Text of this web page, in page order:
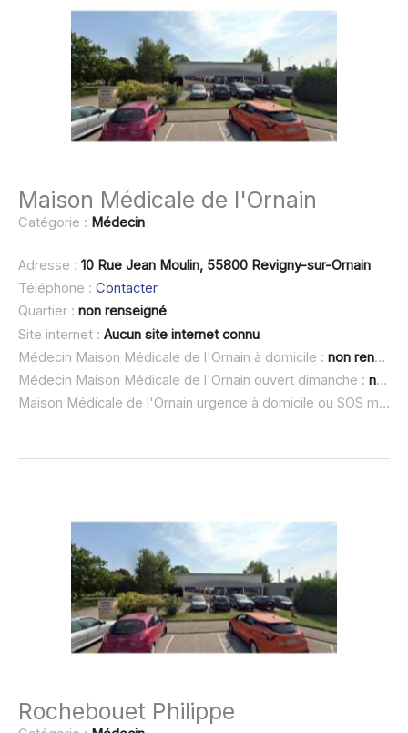
Maison Médicale de l'Ornain
Catégorie : Médecin
Adresse : 10 Rue Jean Moulin, 55800 Revigny-sur-Ornain
Téléphone : Contacter
Quartier : non renseigné
Site internet : Aucun site internet connu
Médecin Maison Médicale de l'Ornain à domicile : non renseigné
Médecin Maison Médicale de l'Ornain ouvert dimanche : non renseigné
Maison Médicale de l'Ornain urgence à domicile ou SOS médecin :
Rochebouet Philippe